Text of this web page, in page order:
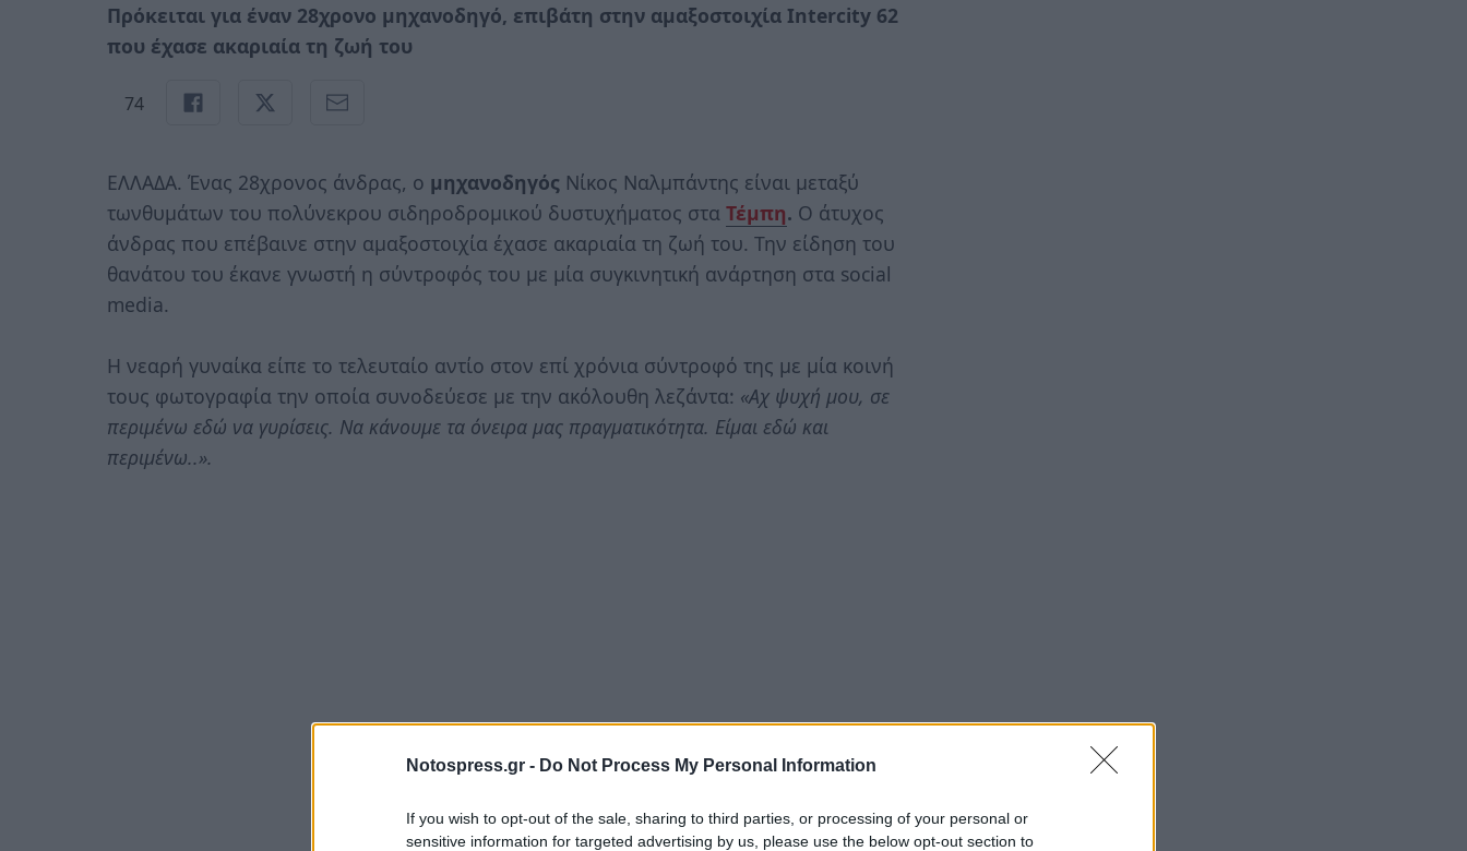
Notospress.gr - Do Not Process My Personal Information
If you wish to opt-out of the sale, sharing to third parties, or processing of your personal or
sensitive information for targeted advertising by us, please use the below opt-out section to
Πρόκειται για έναν 28χρονο μηχανοδηγό, επιβάτη στην αμαξοστοιχία Intercity 62
που έχασε ακαριαία τη ζωή του
74
ΕΛΛΑΔΑ. Ένας 28χρονος άνδρας, ο μηχανοδηγός Νίκος Ναλμπάντης είναι μεταξύ
τωνθυμάτων του πολύνεκρου σιδηροδρομικού δυστυχήματος στα Τέμπη. Ο άτυχος
άνδρας που επέβαινε στην αμαξοστοιχία έχασε ακαριαία τη ζωή του. Την είδηση του
θανάτου του έκανε γνωστή η σύντροφός του με μία συγκινητική ανάρτηση στα social
media.
Η νεαρή γυναίκα είπε το τελευταίο αντίο στον επί χρόνια σύντροφό της με μία κοινή
τους φωτογραφία την οποία συνοδεύεσε με την ακόλουθη λεζάντα: «Αχ ψυχή μου, σε
περιμένω εδώ να γυρίσεις. Να κάνουμε τα όνειρα μας πραγματικότητα. Είμαι εδώ και
περιμένω..».